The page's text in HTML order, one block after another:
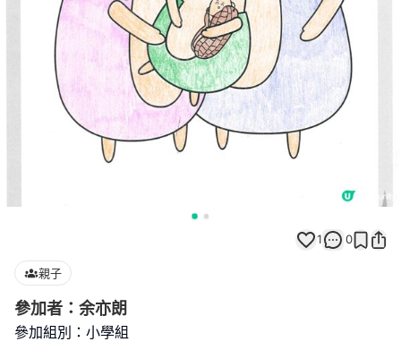
1 0
親子
參加者：余亦朗
參加組別：小學組